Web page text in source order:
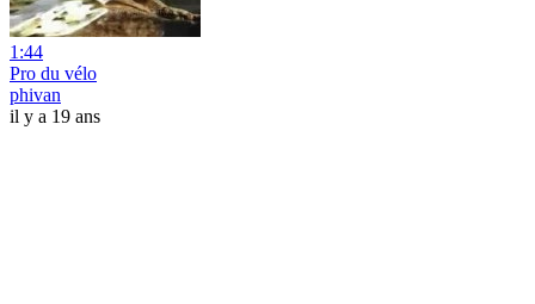
1:44
Pro du vélo
phivan
il y a 19 ans